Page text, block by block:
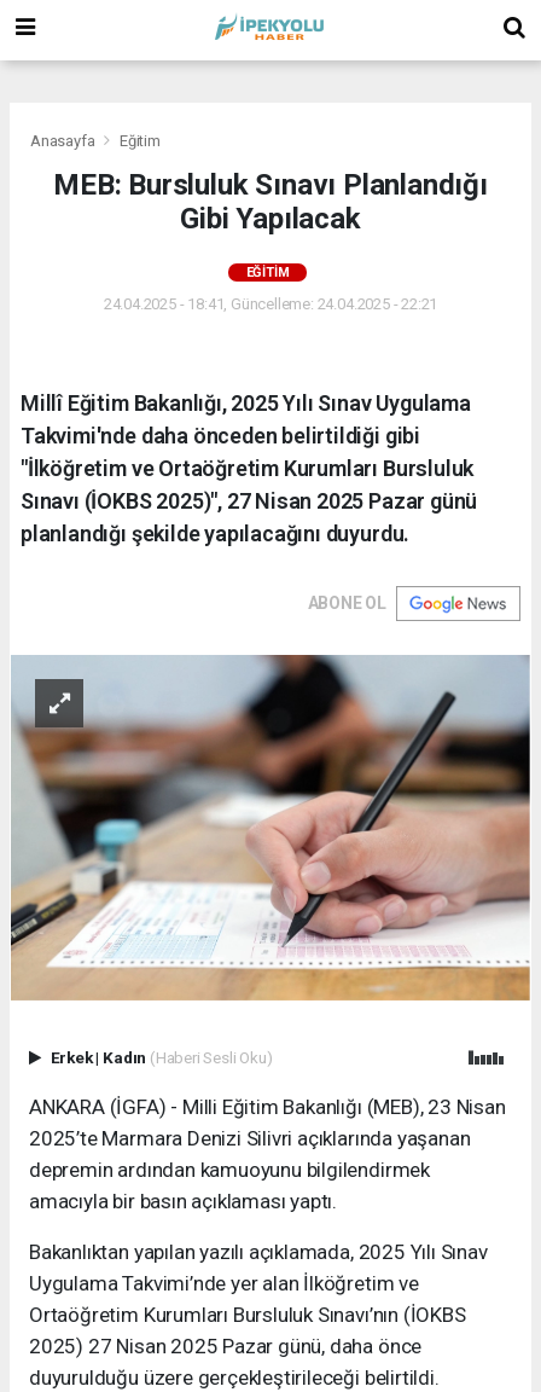
Anasayfa Eğitim
MEB: Bursluluk Sınavı Planlandığı
Gibi Yapılacak
EĞITIM
24.04.2025 - 18:41, Güncelleme: 24.04.2025 - 22:21
Millî Eğitim Bakanlığı, 2025 Yılı Sınav Uygulama
Takvimi'nde daha önceden belirtildiği gibi
"İlköğretim ve Ortaöğretim Kurumları Bursluluk
Sınavı (İOKBS 2025)", 27 Nisan 2025 Pazar günü
planlandığı şekilde yapılacağını duyurdu.
ABONE OL
Erkek| Kadın (Haberi Sesli Oku)
ANKARA (İGFA) - Milli Eğitim Bakanlığı (MEB), 23 Nisan
2025’te Marmara Denizi Silivri açıklarında yaşanan
depremin ardından kamuoyunu bilgilendirmek
amacıyla bir basın açıklaması yaptı.
Bakanlıktan yapılan yazılı açıklamada, 2025 Yılı Sınav
Uygulama Takvimi’nde yer alan İlköğretim ve
Ortaöğretim Kurumları Bursluluk Sınavı’nın (İOKBS
2025) 27 Nisan 2025 Pazar günü, daha önce
duyurulduğu üzere gerçekleştirileceği belirtildi.